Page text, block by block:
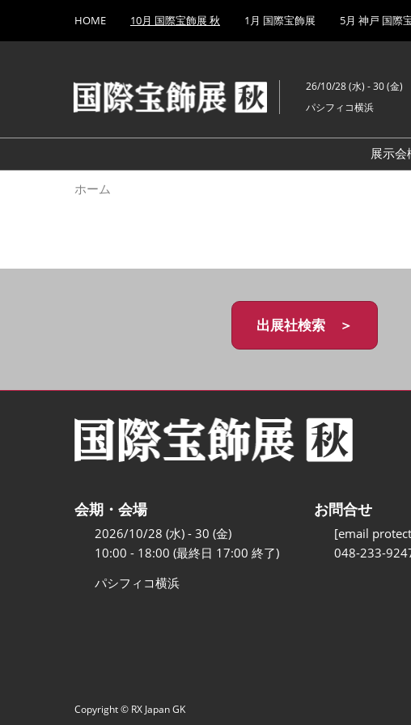
キ
し
て
to
HOME 10月 国際宝飾展 秋 1月 国際宝飾展 5月 神戸 国際
26/10/28 (水) - 30 (金)
パシフィコ横浜
展示会
ホーム
出展社検索 ＞
会期・会場
2026/10/28 (水) - 30 (金)
10:00 - 18:00 (最終日 17:00 終了)
パシフィコ横浜
お問合せ
[email
048-233-
Copyright © RX Japan GK